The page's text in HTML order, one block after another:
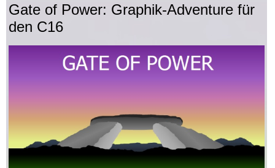
Gate of Power: Graphik-Adventure für
den C16